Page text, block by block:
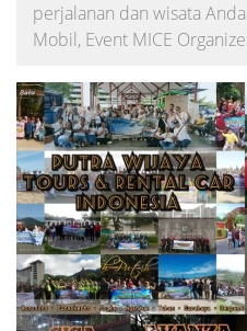
perjalanan dan wisata
Mobil, Event MICE